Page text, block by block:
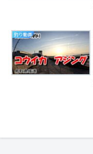
釣り動画